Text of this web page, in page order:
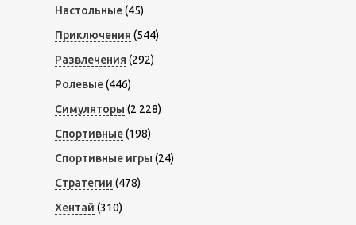
Настольные(45)
Приключения (544)
Развлечения (292)
Ролевые(446)
Симуляторы (2 228)
Спортивные(198)
Спортивные игры (24)
Стратегии (478)
Хентай (310)